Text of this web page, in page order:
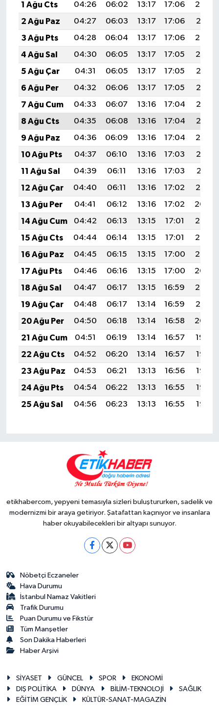
1 Ağu Cts
04:26 06:02 13:17 17:06
20:22
2 Ağu Paz
04:27 06:03 13:17 17:06
20:21
3 Ağu Pts
04:28 06:04 13:17 17:06
20:20
4 Ağu Sal
04:30 06:05 13:17 17:05
20:19
5 Ağu Çar
04:31 06:05 13:17 17:05
20:18
6 Ağu Per
04:32 06:06 13:17 17:05
20:17
7 Ağu Cum
04:33 06:07 13:16 17:04
20:16
8 Ağu Cts
04:35 06:08 13:16 17:04
20:15
9 Ağu Paz
04:36 06:09 13:16 17:04
20:14
10 Ağu Pts
04:37 06:10 13:16 17:03
20:13
11 Ağu Sal
04:39 06:11 13:16 17:03
20:11
12 Ağu Çar
04:40 06:11 13:16 17:02
20:10
13 Ağu Per
04:41 06:12 13:16 17:02
20:09
14 Ağu Cum
04:42 06:13 13:15 17:01
20:08
15 Ağu Cts
04:44 06:14 13:15 17:01
20:06
16 Ağu Paz
04:45 06:15 13:15 17:00
20:05
17 Ağu Pts
04:46 06:16 13:15 17:00
20:04
18 Ağu Sal
04:47 06:17 13:15 16:59
20:03
19 Ağu Çar
04:48 06:17 13:14 16:59
20:01
20 Ağu Per
04:50 06:18 13:14 16:58
20:00
21 Ağu Cum
04:51 06:19 13:14 16:57
19:59
22 Ağu Cts
04:52 06:20 13:14 16:57
19:57
23 Ağu Paz
04:53 06:21 13:13 16:56
19:56
24 Ağu Pts
04:54 06:22 13:13 16:55
19:55
25 Ağu Sal
04:56 06:23 13:13 16:55 19:53
etikhabercom, yepyeni temasıyla sizleri buluştururken, sadelik ve
modernizmi bir araya getiriyor. Şatafattan kaçınıyor ve insanlara
haber okuyabilecekleri bir altyapı sunuyor.
Nöbetçi Eczaneler
Hava Durumu
İstanbul Namaz Vakitleri
Trafik Durumu
Puan Durumu ve Fikstür
Tüm Manşetler
Son Dakika Haberleri
Haber Arşivi
SİYASET GÜNCEL SPOR
EKONOMİ
DIŞ POLİTİKA
DÜNYA BİLİM-TEKNOLOJİ
SAĞLIK
EĞİTİM GENÇLİK
KÜLTÜR-SANAT-MAGAZİN